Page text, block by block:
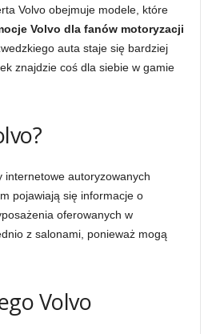
Volvo obejmuje modele, które
Volvo dla fanów motoryzacji
auta staje się bardziej
znajdzie coś dla siebie w gamie
internetowe autoryzowanych
pojawiają się informacje o
oferowanych w
z salonami, ponieważ mogą
Volvo